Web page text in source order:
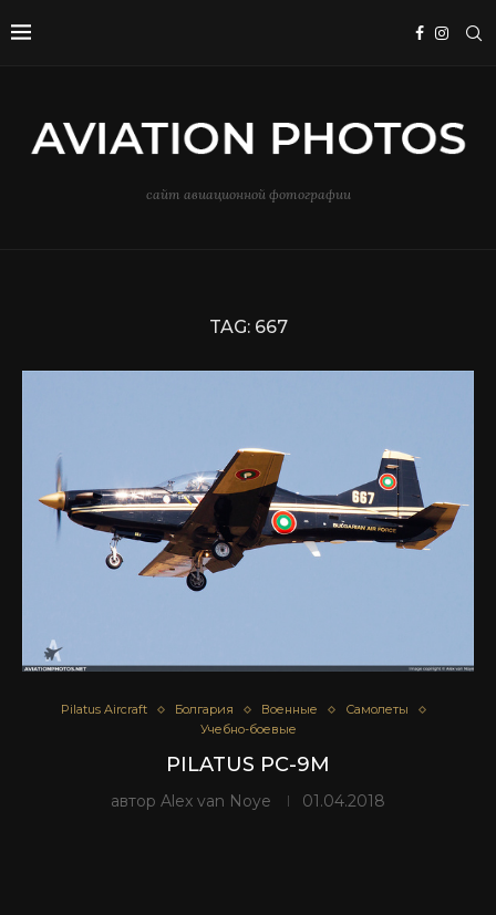
сайт авиационной фотографии
TAG: 667
Pilatus Aircraft Болгария Военные
Самолеты
Учебно-боевые
PILATUS PC-9M
автор Alex van Noye 01.04.2018